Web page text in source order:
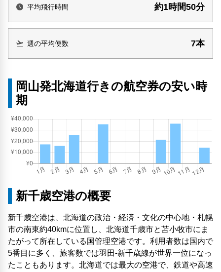
平均飛行時間 約1時間50分
週の平均便数 7本
岡山発北海道行きの航空券の安い時
期
新千歳空港の概要
新千歳空港は、北海道の政治・経済・文化の中心地・札幌
市の南東約40kmに位置し、北海道千歳市と苫小牧市にま
たがって所在している国管理空港です。利用者数は国内で
5番目に多く、旅客数では羽田-新千歳線が世界一位になっ
たこともあります。北海道では最大の空港で、鉄道や高速